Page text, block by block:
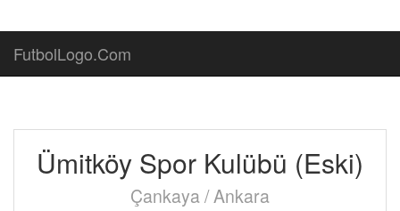
FutbolLogo.Com
Ümitköy Spor Kulübü (Eski)
Çankaya / Ankara